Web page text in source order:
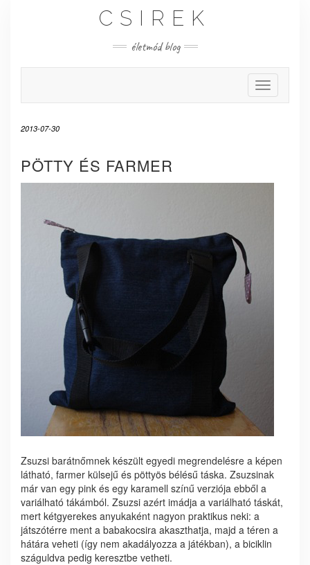
CSIREK
életmód blog
Toggle
2013-07-30
PÖTTY ÉS FARMER
Zsuzsi barátnőmnek készült egyedi megrendelésre a képen
látható, farmer külsejű és pöttyös bélésű táska. Zsuzsinak
már van egy pink és egy karamell színű verziója ebből a
variálható tákámból. Zsuzsi azért imádja a variálható táskát,
mert kétgyerekes anyukaként nagyon praktikus neki: a
játszótérre ment a babakocsira akaszthatja, majd a téren a
hátára veheti (így nem akadályozza a játékban), a biciklin
száguldva pedig keresztbe vetheti.